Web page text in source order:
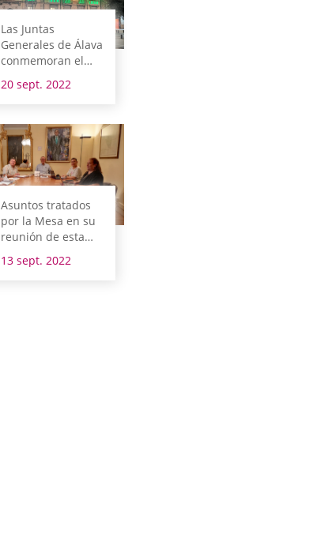
Las Juntas
Generales de Álava
conmemoran el
Alzheimer
20 sept. 2022
Asuntos tratados
por la Mesa en su
reunión de esta
13 sept. 2022